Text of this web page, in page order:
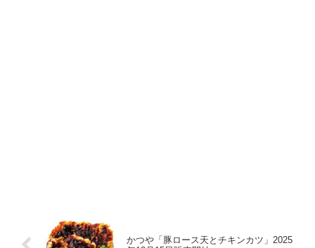
かつや「豚ロース天とチキンカツ」2025